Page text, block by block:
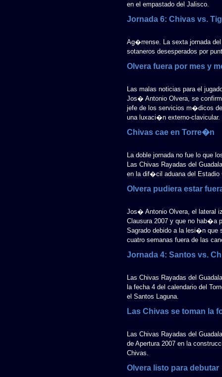
en el empastado del Jalisco.
Jornada 6: Chivas vs.
Ag�rrense. La sexta jornada del
sotaneros desesperados por
Olvera fuera por mes y
Las malas noticias para el
Jos� Antonio Olvera, se
jefe de los servicios m�dicos
una luxaci�n externo-clavicular.
Chivas cae en Torre�n
La doble jornada no fue lo que
Las Chivas Rayadas del
en la dif�cil aduana del Estadio
Olvera pudiera estar
Jos� Antonio Olvera, el lateral
Clausura 2007 y que no hab�a
Sagrado debido a la lesi�n que
cuatro semanas fuera de las
Jornada 4: Santos vs.
Las Chivas Rayadas del
la fecha 4 del calendario del
el Santos Laguna.
Las Chivas se toman la
Las Chivas Rayadas del
de Apertura 2007 en la
Chivas.
Olvera listo para debutar